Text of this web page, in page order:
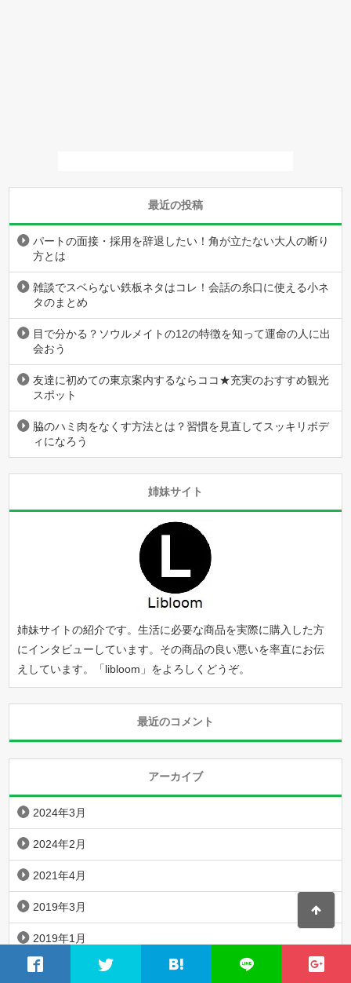
最近の投稿
パートの面接・採用を辞退したい！角が立たない大人の断り
方とは
雑談でスベらない鉄板ネタはコレ！会話の糸口に使える小ネ
タのまとめ
目で分かる？ソウルメイトの12の特徴を知って運命の人に出
会おう
友達に初めての東京案内するならココ★充実のおすすめ観光
スポット
脇のハミ肉をなくす方法とは？習慣を見直してスッキリボデ
ィになろう
姉妹サイト
姉妹サイトの紹介です。生活に必要な商品を実際に購入した方
にインタビューしています。その商品の良い悪いを率直にお伝
えしています。「libloom 」をよろしくどうぞ。
最近のコメント
アーカイブ
2024年3月
2024年2月
2021年4月
2019年3月
2019年1月
2018年12月